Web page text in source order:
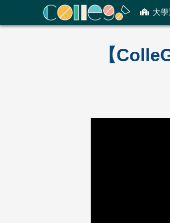
大
ColleGo! 大學選才與高中育才輔助系統
【